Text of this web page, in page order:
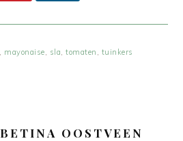
mayonaise sla ,tomaten tuinkers
BETINA OOSTVEEN